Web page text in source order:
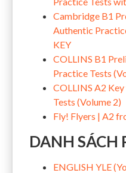
Cambridge B1
Authentic
KEY
COLLINS B1
Practice Tests
COLLINS A2
Tests (Volume 2)
Fly! Flyers | A2
DANH SÁCH
ENGLISH YLE